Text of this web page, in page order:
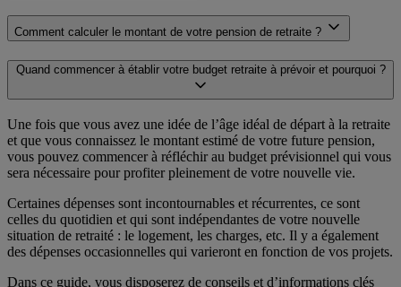
relatives aux traitements mis en œuvre et aux modalités d’exercice
de vos droits à l’adressehttps://manouvellevie.groupama.fr/donnees-
Groupama Assurance Mutuelles, DPO France, 8-10 Rue d'Astorg
75008 Paris ou adresser un e-mail à l'adresse
suivante :contactdpo@groupama.com.
Comment calculer le montant de votre pension de retraite ?
Quand commencer à établir votre budget retraite à prévoir et pourquoi ?
Une fois que vous avez une idée de l’âge idéal de départ à la retraite
et que vous connaissez le montant estimé de votre future pension,
vous pouvez commencer à réfléchir au budget prévisionnel qui vous
sera nécessaire pour profiter pleinement de votre nouvelle vie.
Certaines dépenses sont incontournables et récurrentes, ce sont
celles du quotidien et qui sont indépendantes de votre nouvelle
situation de retraité : le logement, les charges, etc. Il y a également
des dépenses occasionnelles qui varieront en fonction de vos projets.
Dans ce guide, vous disposerez de conseils et d’informations clés